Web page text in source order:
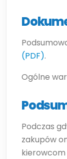
(PDF).
Ogólne
Podczas
zakupów
kierowcom